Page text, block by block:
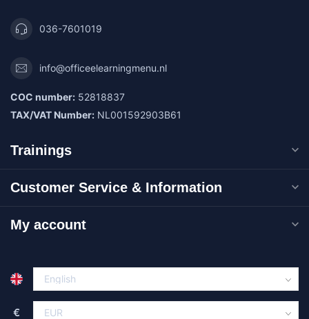
036-7601019
info@officeelearningmenu.nl
COC number: 52818837
TAX/VAT Number: NL001592903B61
Trainings
Customer Service & Information
My account
€